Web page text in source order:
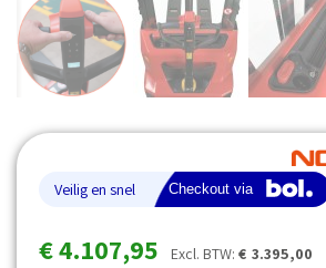
€4.107,95 Excl. BTW: € 3.395,00